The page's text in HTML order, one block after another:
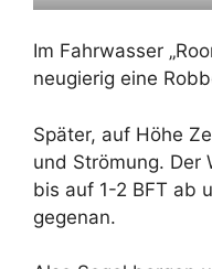
Im Fahrwasser
neugierig eine
Später, auf Höhe
und Strömung. Der
bis auf 1-2 BFT ab
gegenan.